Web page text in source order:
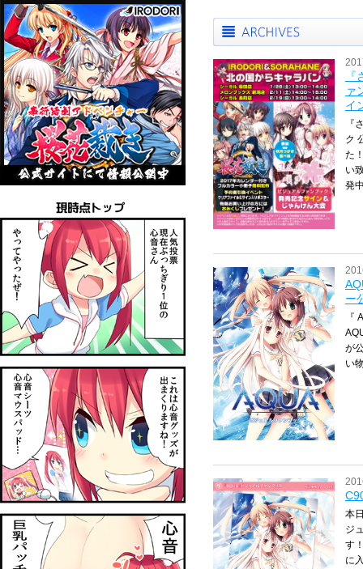
ァ
イ
『
ク
た
い
発
ー
『
が
い
本
ジ
す
に